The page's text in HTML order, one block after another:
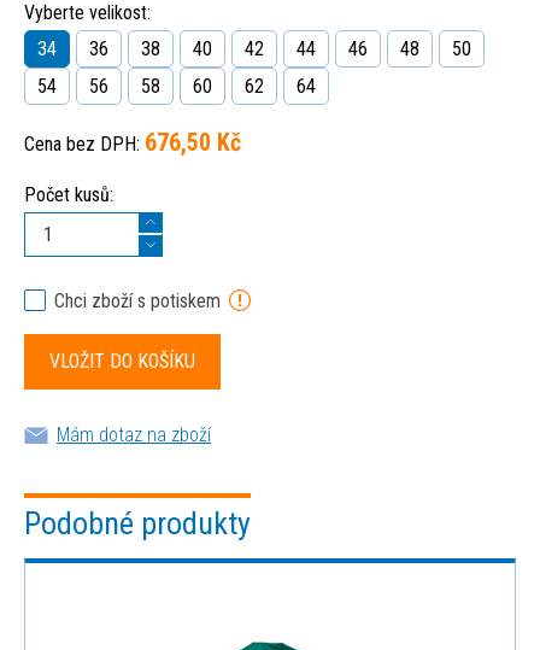
Vyberte velikost:
34
36 38 40 42 44 46 48
50
54
56 58 60 62 64
Cena bez DPH: 676,50 Kč
Počet kusů:
Chci zboží s potiskem
Mám dotaz na zboží
Podobné produkty